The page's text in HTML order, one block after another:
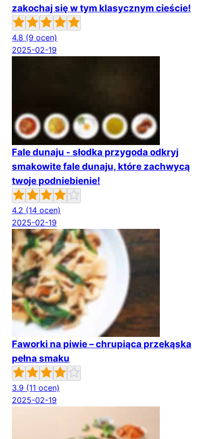
zakochaj się w tym klasycznym cieście!
4.8 (9 ocen)
2025-02-19
Fale dunaju - słodka przygoda odkryj
smakowite fale dunaju, które zachwycą
twoje podniebienie!
4.2 (14 ocen)
2025-02-19
Faworki na piwie – chrupiąca przekąska
pełna smaku
3.9 (11 ocen)
2025-02-19